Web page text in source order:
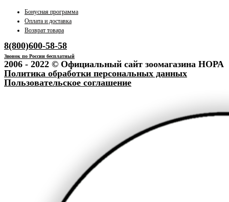
Бонусная программа
Оплата и доставка
Возврат товара
8(800)600-58-58
Звонок по России бесплатный
2006 - 2022 © Официальный сайт зоомагазина НОРА
Политика обработки персональных данных
Пользовательское соглашение